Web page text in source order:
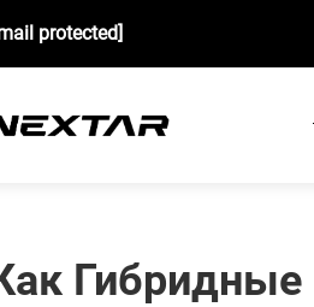
protected]